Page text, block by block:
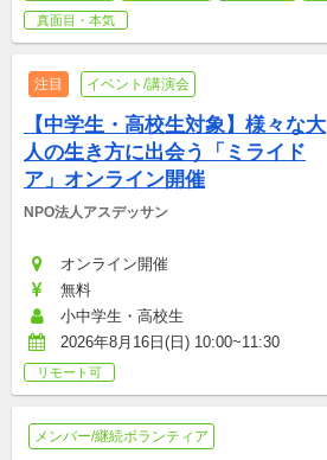
真面目・本気
注目 イベント/講演会
【中学生・高校生対象】様々な大
人の生き方に出会う「ミライド
ア」オンライン開催
NPO法人アスデッサン
オンライン開催
無料
小中学生・高校生
2026年8月16日(日) 10:00~11:30
リモート可
メンバー/継続ボランティア